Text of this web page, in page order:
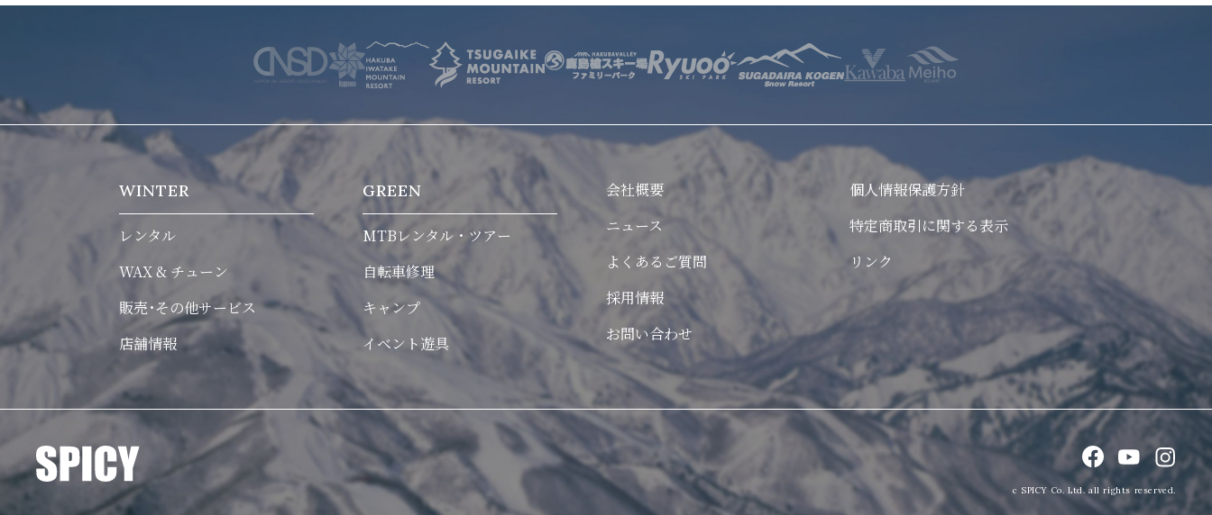
WINTER
レンタル
WAX & チューン
販売･その他サービス
店舗情報
GREEN
MTBレンタル・ツアー
自転車修理
キャンプ
イベント遊具
会社概要
ニュース
よくあるご質問
採用情報
お問い合わせ
個人情報保護方針
特定商取引に関する表示
リンク
c SPICY Co. Ltd. all rights reserved.